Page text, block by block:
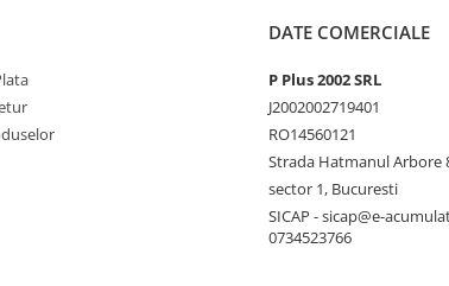
DATE COMERCIALE
P Plus 2002 SRL
J2002002719401
RO14560121
Strada Hatmanul Arbore
sector 1, Bucuresti
SICAP - sicap@e-
0734523766